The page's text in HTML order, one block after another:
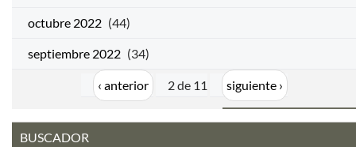
octubre 2022 (44)
septiembre 2022 (34)
‹ anterior 2 de 11 siguiente ›
BUSCADOR